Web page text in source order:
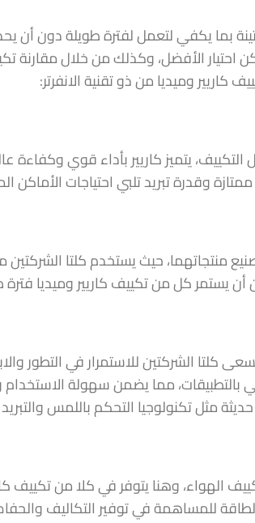
بما يكفي لتعمل لفترة طويلة دون أن
الأفضل، وكذلك من خلال مقارنة
وميديا من ذو تقنية الانفرتر:
يتميز كاريير بأداء قوي
وقدرة تبريد تلبي احتياجات الأماكن
منتجاتهما، حيث يستخدم كلتا
أن يستمر كل من تكييف كاريير وميديا
يسعى كلتا الشركتين للاستمرار في التطور
بالتطبيقات، مما يضمن سهولة
مثل تكنولوجيا التحكم باللمس
الهواء، وهنا يتوفر في كلا من تكييف
للمساهمة في توفير التكاليف